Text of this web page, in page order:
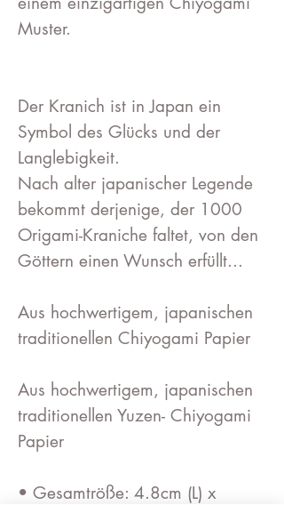
Muster.
Der Kranich ist in Japan ein
Symbol des Glücks und der
Langlebigkeit.
Nach alter japanischer Legende
bekommt derjenige, der 1000
Origami-Kraniche faltet, von den
Göttern einen Wunsch erfüllt...
Aus hochwertigem, japanischen
traditionellen Chiyogami Papier
Aus hochwertigem, japanischen
traditionellen Yuzen- Chiyogami
Papier
• Gesamtröße: 4.8cm (L) x